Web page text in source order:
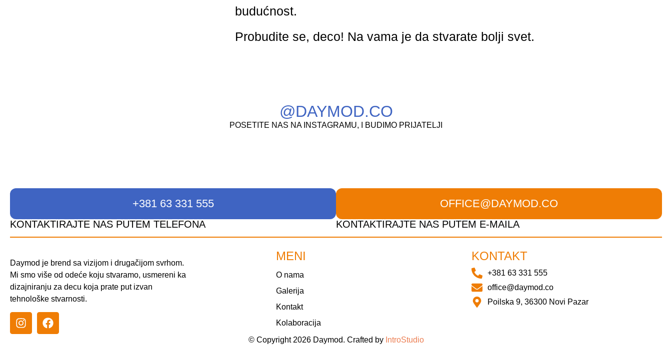
budućnost.
Probudite se, deco! Na vama je da stvarate bolji svet.
@DAYMOD.CO
POSETITE NAS NA INSTAGRAMU, I BUDIMO PRIJATELJI
+381 63 331 555
KONTAKTIRAJTE NAS PUTEM TELEFONA
OFFICE@DAYMOD.CO
KONTAKTIRAJTE NAS PUTEM E-MAILA
Daymod je brend sa vizijom i drugačijom svrhom.
Mi smo više od odeće koju stvaramo, usmereni ka
dizajniranju za decu koja prate put izvan
tehnološke stvarnosti.
MENI
O nama
Galerija
Kontakt
Kolaboracija
KONTAKT
+381 63 331 555
office@daymod.co
Poilska 9, 36300 Novi Pazar
© Copyright 2026 Daymod. Crafted by IntroStudio